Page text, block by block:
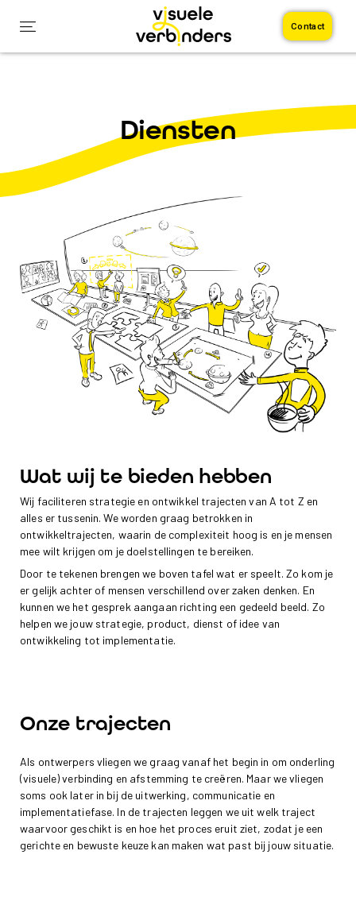
Contact
Diensten
Wat wij te bieden hebben
Wij faciliteren strategie en ontwikkel trajecten van A tot Z en
alles er tussenin. We worden graag betrokken in
ontwikkeltrajecten, waarin de complexiteit hoog is en je mensen
mee wilt krijgen om je doelstellingen te bereiken.
Door te tekenen brengen we boven tafel wat er speelt. Zo kom je
er gelijk achter of mensen verschillend over zaken denken. En
kunnen we het gesprek aangaan richting een gedeeld beeld. Zo
helpen we jouw strategie, product, dienst of idee van
ontwikkeling tot implementatie.
Onze trajecten
Als ontwerpers vliegen we graag vanaf het begin in om onderling
(visuele) verbinding en afstemming te creëren. Maar we vliegen
soms ook later in bij de uitwerking, communicatie en
implementatiefase. In de trajecten leggen we uit welk traject
waarvoor geschikt is en hoe het proces eruit ziet, zodat je een
gerichte en bewuste keuze kan maken wat past bij jouw situatie.